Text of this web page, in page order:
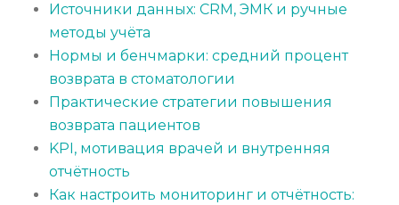
Источники данных: CRM, ЭМК и ручные
методы учёта
Нормы и бенчмарки: средний процент
возврата в стоматологии
Практические стратегии повышения
возврата пациентов
KPI, мотивация врачей и внутренняя
отчётность
Как настроить мониторинг и отчётность: